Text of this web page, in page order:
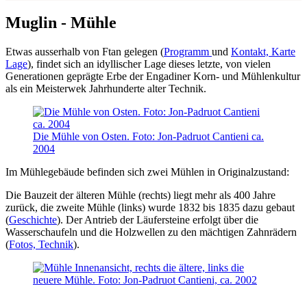
Muglin - Mühle
Etwas ausserhalb von Ftan gelegen (Programm und Kontakt, Karte
Lage), findet sich an idyllischer Lage dieses letzte, von vielen
Generationen geprägte Erbe der Engadiner Korn- und Mühlenkultur
als ein Meisterwek Jahrhunderte alter Technik.
Die Mühle von Osten. Foto: Jon-Padruot Cantieni ca.
2004
Im Mühlegebäude befinden sich zwei Mühlen in Originalzustand:
Die Bauzeit der älteren Mühle (rechts) liegt mehr als 400 Jahre
zurück, die zweite Mühle (links) wurde 1832 bis 1835 dazu gebaut
(Geschichte). Der Antrieb der Läufersteine erfolgt über die
Wasserschaufeln und die Holzwellen zu den mächtigen Zahnrädern
(Fotos, Technik).